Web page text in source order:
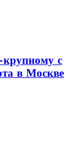
с
в Москве